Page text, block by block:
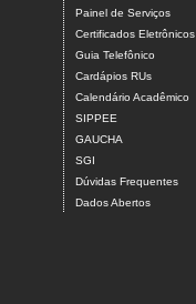
Painel de Serviços
Certificados Eletrônicos
Guia Telefônico
Cardápios RUs
Calendário Acadêmico
SIPPEE
GAUCHA
SGI
Dúvidas Frequentes
Dados Abertos